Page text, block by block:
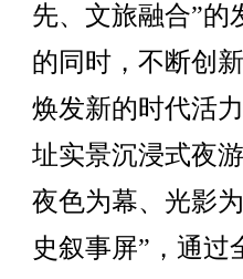
先、文旅融合”的
的同时，不断创
焕发新的时代活
址实景沉浸式夜
夜色为幕、光影
史叙事屏”，通过